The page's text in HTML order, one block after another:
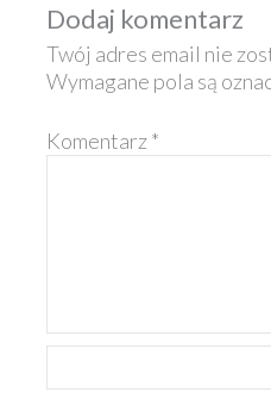
Dodaj komentarz
Twój adres email nie
Wymagane pola są
Komentarz*